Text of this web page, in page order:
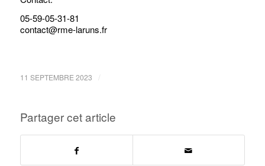
05-59-05-31-81
contact@rme-laruns.fr
11 SEPTEMBRE 2023
Partager cet article